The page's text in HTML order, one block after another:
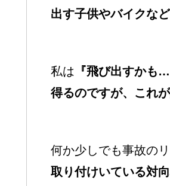
出す子供やバイクな
私は 『飛び出すかも
得るのですが、これ
何か少しでも事故の
取り付けいている対